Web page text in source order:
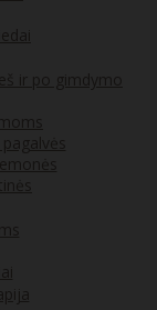
ir po gimdymo